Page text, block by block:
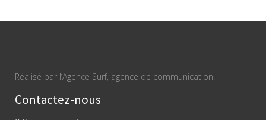
Réalisé par l’Agence Surf, agence de communication.
Contactez-nous